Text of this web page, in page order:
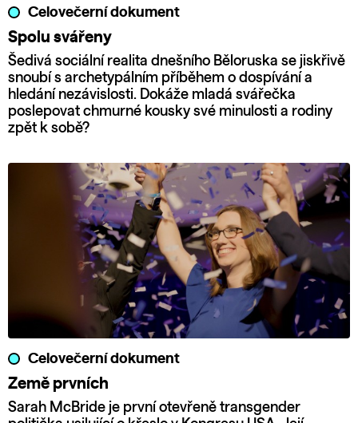
Celovečerní dokument
Spolu svářeny
Šedivá sociální realita dnešního Běloruska se jiskřivě
snoubí s archetypálním příběhem o dospívání a
hledání nezávislosti. Dokáže mladá svářečka
poslepovat chmurné kousky své minulosti a rodiny
zpět k sobě?
Celovečerní dokument
Země prvních
Sarah McBride je první otevřeně transgender